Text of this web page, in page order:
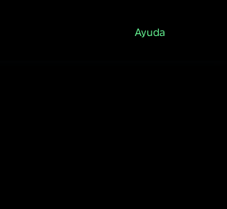
Ayuda